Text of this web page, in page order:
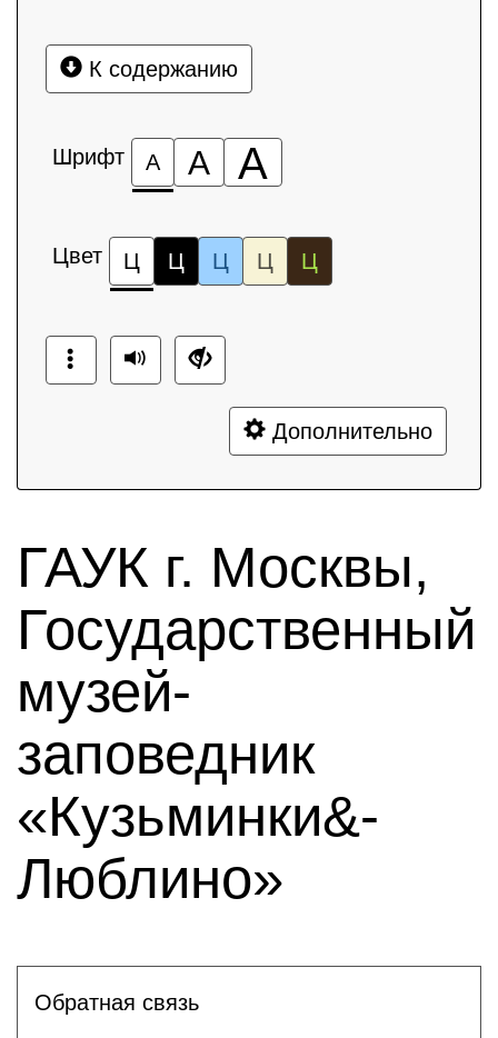
К содержанию
Шрифт А А А
Цвет Ц Ц Ц Ц Ц
Дополнительно
ГАУК г. Москвы,
Государственный
музей-
заповедник
«Кузьминки&-
Люблино»
Обратная связь